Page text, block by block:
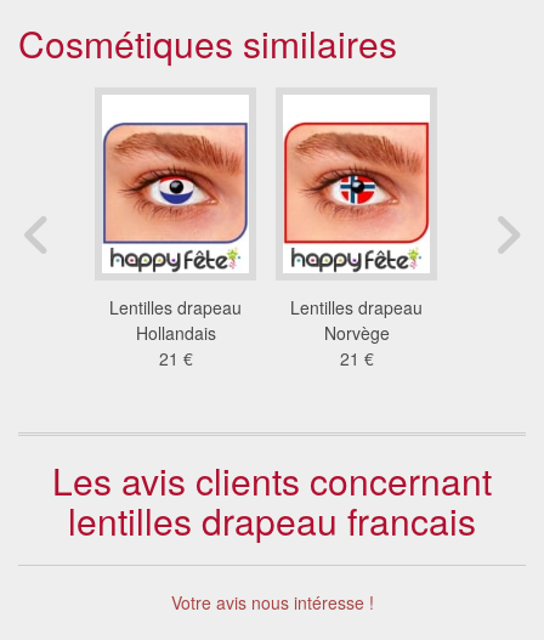
Cosmétiques similaires
Lentilles drapeau
Hollandais
21 €
Lentilles drapeau
Norvège
21 €
Les avis clients concernant
lentilles drapeau francais
Votre avis nous intéresse !